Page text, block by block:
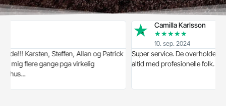
Steffen, Allan og Patrick
gange pga virkelig
Camilla Karlsson
★★ ★★
10. sep. 2024
Super service. De overholder aftaler
altid med profesionelle folk. Kan